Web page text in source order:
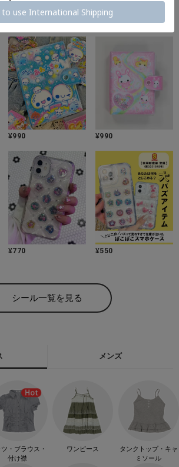
¥550 ¥1,738
¥990 ¥990
¥770 ¥550
シール一覧を見る
メンズ
・ブラウス・
付け襟
ワンピース
タンクトップ・キャ
ミソール